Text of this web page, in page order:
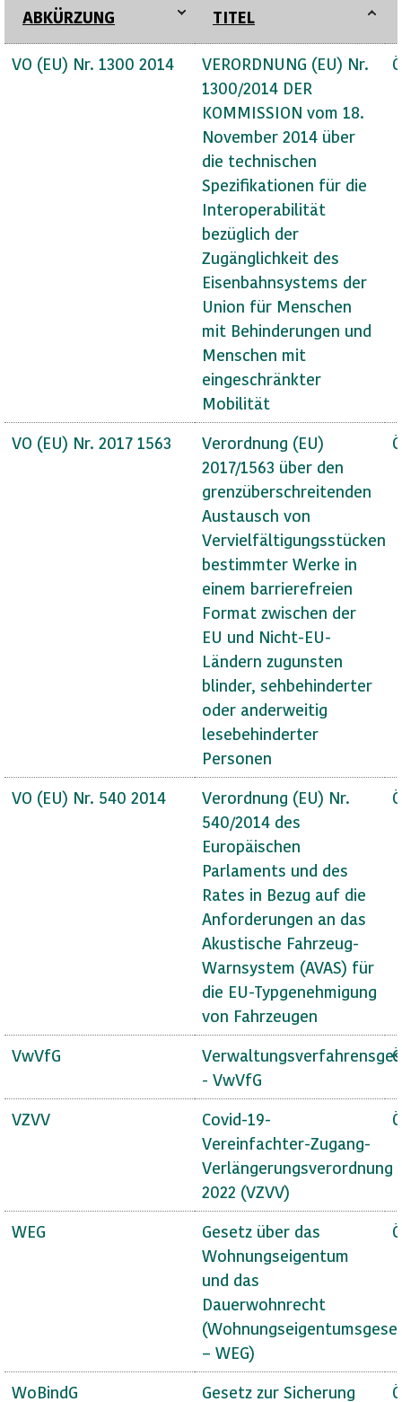
ABKÜRZUNG TITEL
VO (EU) Nr. 1300 2014
VERORDNUNG (EU) Nr.
1300/2014 DER
KOMMISSION vom 18.
November 2014 über
die technischen
Spezifikationen für die
Interoperabilität
bezüglich der
Zugänglichkeit des
Eisenbahnsystems der
Union für Menschen
mit Behinderungen und
Menschen mit
eingeschränkter
Mobilität
VO (EU) Nr. 2017 1563
Verordnung (EU)
2017/1563 über den
grenzüberschreitenden
Austausch von
Vervielfältigungsstücken
bestimmter Werke in
einem barrierefreien
Format zwischen der
EU und Nicht-EU-
Ländern zugunsten
blinder, sehbehinderter
oder anderweitig
lesebehinderter
Personen
VO (EU) Nr. 540 2014
Verordnung (EU) Nr.
540/2014 des
Europäischen
Parlaments und des
Rates in Bezug auf die
Anforderungen an das
Akustische Fahrzeug-
Warnsystem (AVAS) für
die EU-Typgenehmigung
von Fahrzeugen
VwVfG
- VwVfG
VZVV
Covid-19-
Vereinfachter-Zugang-
Verlängerungsverordnung
2022 (VZVV)
WEG
Gesetz über das
Wohnungseigentum
und das
Dauerwohnrecht
– WEG)
WoBindG
Gesetz zur Sicherung